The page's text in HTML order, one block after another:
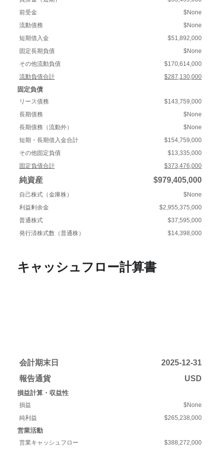
前受金
$None
流動債務
$None
短期借入金
$51,892,000
固定長期負債
$None
その他流動負債
$170,614,000
流動負債合計
$287,130,000
固定負債
リース債務
$143,759,000
長期債務
$None
長期債務（流動外）
$None
短期・長期借入金合計
$154,759,000
その他固定負債
$13,335,000
固定負債合計
$373,476,000
純資産 $979,405,000
自己株式（金庫株）
$None
利益剰余金
$2,955,375,000
普通株式
$37,595,000
発行済株式数（普通株）
$14,398,000
キャッシュフロー計算書
会計期末日
2025-12-31
報告通貨
USD
損益計算・収益性
損益
$None
純利益
$265,238,000
営業活動
営業キャッシュフロー $388,272,000